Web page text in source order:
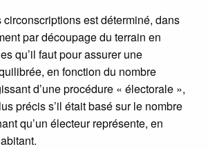
circonscriptions est déterminé, dans
par découpage du terrain en
qu’il faut pour assurer une
en fonction du nombre
d’une procédure « électorale »,
précis s’il était basé sur le nombre
qu’un électeur représente, en